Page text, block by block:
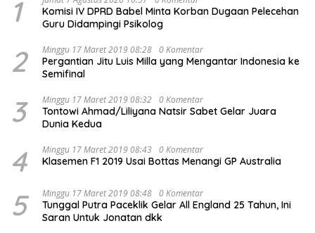
1
Komisi IV DPRD Babel Minta Korban Dugaan Pelecehan
Guru Didampingi Psikolog
2 Minggu 17 Maret 2019 08:28 0 Komentar
Pergantian Jitu Luis Milla yang Mengantar Indonesia ke
Semifinal
3 Minggu 17 Maret 2019 08:32 0 Komentar
Tontowi Ahmad/Liliyana Natsir Sabet Gelar Juara
Dunia Kedua
4 Minggu 17 Maret 2019 08:43 0 Komentar
Klasemen F1 2019 Usai Bottas Menangi GP Australia
5 Minggu 17 Maret 2019 08:48 0 Komentar
Tunggal Putra Paceklik Gelar All England 25 Tahun, Ini
Saran Untuk Jonatan dkk